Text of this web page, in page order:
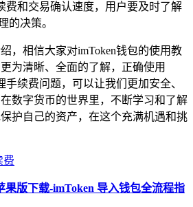
费和交易确认速度，用户要及时了解
的决策。
，相信大家对imToken钱包的使用教
为清晰、全面的了解，正确使用
手续费问题，可以让我们更加安全、
数字货币的世界里，不断学习和了解
护自己的资产，在这个充满机遇和挑
费
果版下载-imToken 导入钱包全流程指